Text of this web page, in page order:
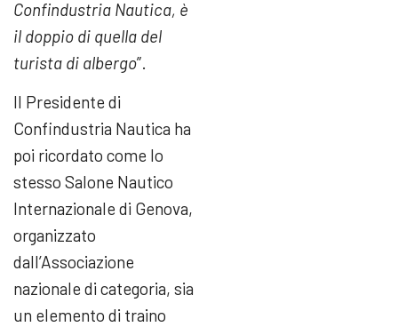
Confindustria Nautica, è
il doppio di quella del
turista di albergo”.
Il Presidente di
Confindustria Nautica ha
poi ricordato come lo
stesso Salone Nautico
Internazionale di Genova,
organizzato
dall’Associazione
nazionale di categoria, sia
un elemento di traino